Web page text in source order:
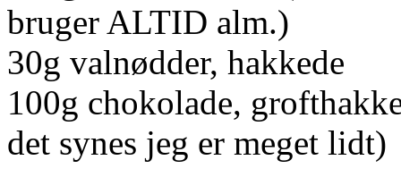
bruger ALTID alm.)
30g valnødder, hakkede
100g chokolade,
det synes jeg er meget lidt)